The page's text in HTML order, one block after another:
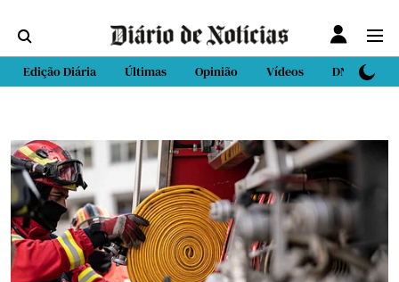
Edição Diária Últimas Opinião Vídeos DN Sport